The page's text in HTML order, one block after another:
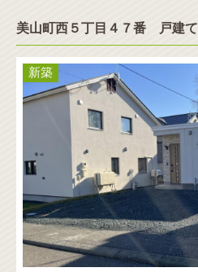
美山町西５丁目４７番 戸建て
新築